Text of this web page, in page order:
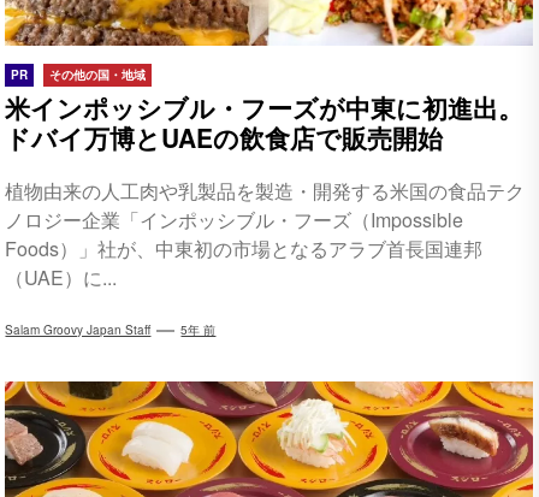
PR その他の国・地域
米インポッシブル・フーズが中東に初進出。
ドバイ万博とUAEの飲食店で販売開始
植物由来の人工肉や乳製品を製造・開発する米国の食品テク
ノロジー企業「インポッシブル・フーズ（Impossible
Foods）」社が、中東初の市場となるアラブ首長国連邦
（UAE）に...
Salam Groovy Japan Staff 5年 前